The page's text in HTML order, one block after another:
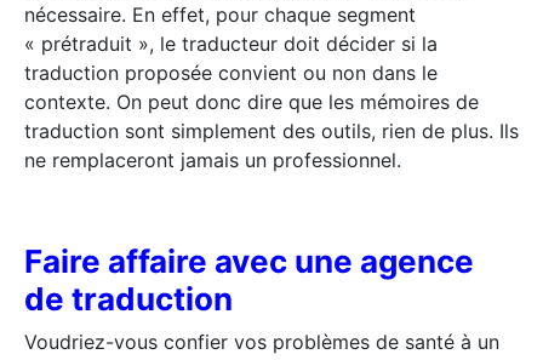
nécessaire. En effet, pour chaque segment
« prétraduit », le traducteur doit décider si la
traduction proposée convient ou non dans le
contexte. On peut donc dire que les mémoires de
traduction sont simplement des outils, rien de plus. Ils
ne remplaceront jamais un professionnel.
Faire affaire avec une agence
de traduction
Voudriez-vous confier vos problèmes de santé à un